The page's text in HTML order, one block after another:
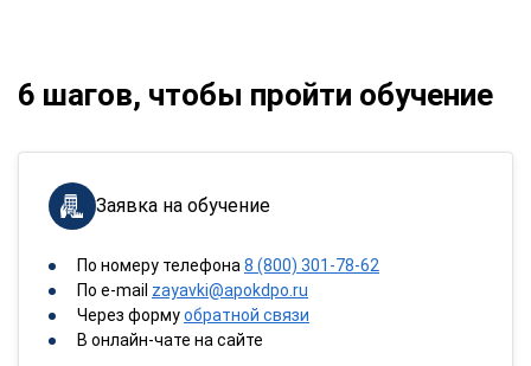
6 шагов, чтобы пройти обучение
Заявка на обучение
По номеру телефона8 (800) 301-78-62
По e-mail zayavki@apokdpo.ru
Через формуобратной связи
В онлайн-чате на сайте